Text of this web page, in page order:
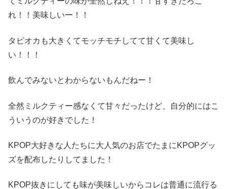
れ！！美味しいー！！
タピオカも大きくてモッチモチしてて甘くて美味し
い！！！
飲んでみないとわからないもんだねー！
全然ミルクティー感なくて甘々だったけど、自分的にはこ
ういうのが好きでした！
KPOP大好きな人たちに大人気のお店でたまにKPOPグッ
ズを配布したりしてました！
KPOP抜きにしても味が美味しいからコレは普通に流行る